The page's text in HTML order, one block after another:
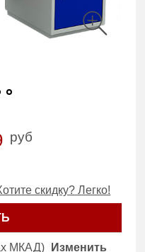
руб
скидку? Легко!
МКАД)
Изменить